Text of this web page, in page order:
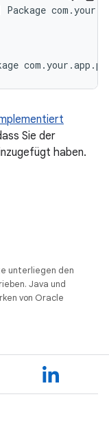
Sie der
haben.
unterliegen den
Java und
von Oracle